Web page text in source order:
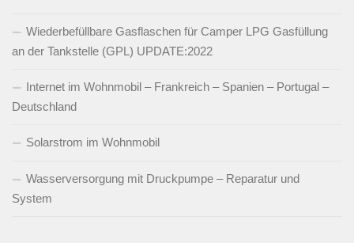
Wiederbefüllbare Gasflaschen für Camper LPG Gasfüllung
an der Tankstelle (GPL) UPDATE:2022
Internet im Wohnmobil – Frankreich – Spanien – Portugal –
Deutschland
Solarstrom im Wohnmobil
Wasserversorgung mit Druckpumpe – Reparatur und
System